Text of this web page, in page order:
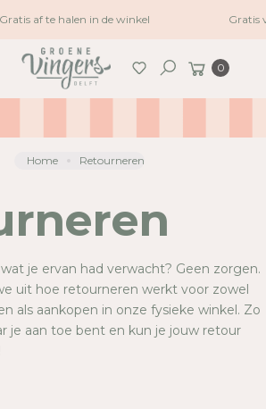
Gratis af te halen in de winkel Gratis
Zoeken
Winkelwagen
0
Home Retourneren
je ervan had verwacht? Geen zorgen.
uit hoe retourneren werkt voor zowel
als aankopen in onze fysieke winkel. Zo
je aan toe bent en kun je jouw retour